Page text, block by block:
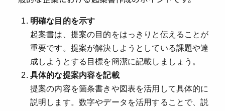
明確な目的を示す
起案書は、提案の目的をはっきりと伝えることが
重要です。提案が解決しようとしている課題や達
成しようとする目標を簡潔に記載しましょう。
具体的な提案内容を記載
提案の内容を箇条書きや図表を活用して具体的に
説明します。数字やデータを活用することで、説